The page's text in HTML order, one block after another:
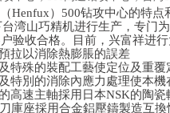
Henfux）500钻攻中心的特
湾山巧精机进行生产，专门
验收合格。目前，兴富祥进
拉以消除熱膨脹的誤差
特殊的裝配工藝使定位及重覆
特別的消除內應力處理使本
高速主軸採用日本NSK的陶
庫座採用合金鋁壓鑄製造互